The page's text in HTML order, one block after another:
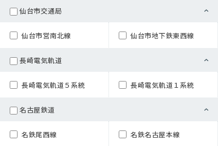
仙台市交通局
仙台市営南北線 仙台市地下鉄東西線
長崎電気軌道
長崎電気軌道５系統 長崎電気軌道１系統
名古屋鉄道
名鉄尾西線 名鉄名古屋本線